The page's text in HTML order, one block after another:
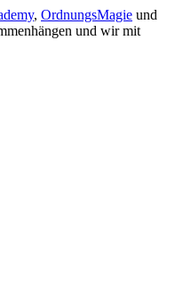
, OrdnungsMagie und
und wir mit